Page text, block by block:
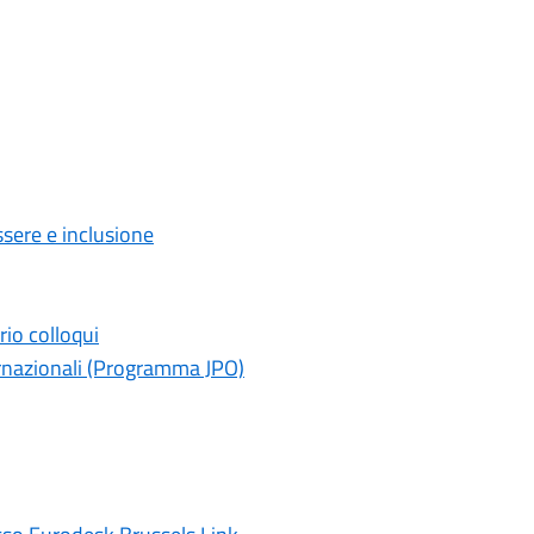
e inclusione
colloqui
(Programma JPO)